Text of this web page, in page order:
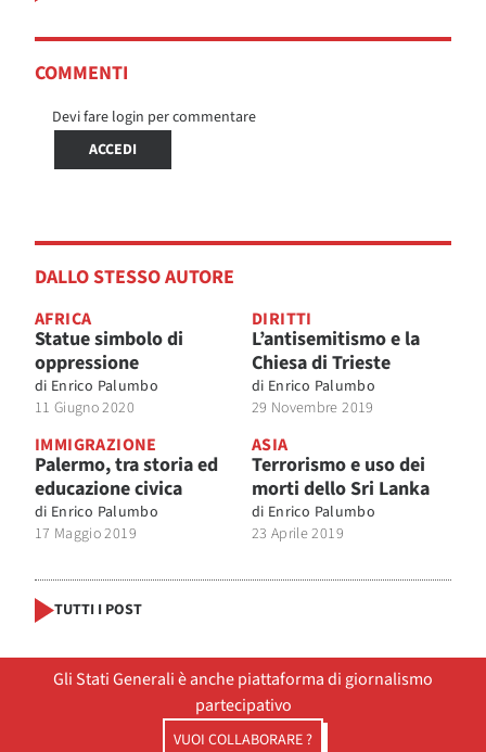
COMMENTI
Devi fare login per commentare
ACCEDI
DALLO STESSO AUTORE
AFRICA
Statue simbolo di
oppressione
di Enrico Palumbo
11 Giugno 2020
DIRITTI
L’antisemitismo e la
Chiesa di Trieste
di Enrico Palumbo
29 Novembre 2019
IMMIGRAZIONE
Palermo, tra storia ed
educazione civica
di Enrico Palumbo
17 Maggio 2019
ASIA
Terrorismo e uso dei
morti dello Sri Lanka
di Enrico Palumbo
23 Aprile 2019
TUTTI I POST
Gli Stati Generali è anche piattaforma di giornalismo
partecipativo
VUOI COLLABORARE ?